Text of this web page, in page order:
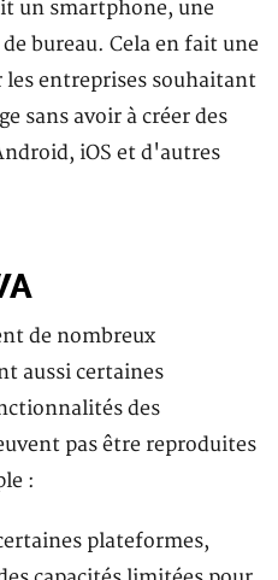
un smartphone, une
bureau. Cela en fait une
entreprises souhaitant
sans avoir à créer des
iOS et d'autres
de nombreux
aussi certaines
des
pas être reproduites
:
plateformes,